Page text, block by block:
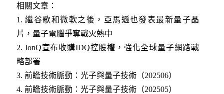
相關文章：
1.繼谷歌和微軟之後，亞馬遜也發表最新量子晶
片，量子電腦爭奪戰火熱中
2. IonQ宣布收購IDQ控股權，強化全球量子網路戰
略部署
3. 前瞻技術脈動：光子與量子技術（202506）
4. 前瞻技術脈動：光子與量子技術（202505）